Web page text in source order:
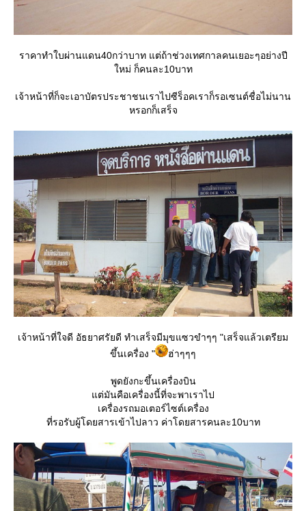
ราคาทำใบผ่านแดน40กว่าบาท แต่ถ้าช่วงเทศกาลคนเยอะๆอย่างปี
หม่ ก็คนละ10บาท
เจ้าหน้าที่ก็จะเอาบัตรประชาชนเราไปซีร็อคเราก็รอเซนต์ชื่อไม่นาน
หรอกก็เสร็จ
เจ้าหน้าที่ใจดี อัธยาศรัยดี ทำเสร็จมีมุขแซวขำๆๆ "เสร็จแล้วเตรียม
ขึ้นเครื่อง "
ฮ่าๆๆๆ
พูดยังกะขึ้นเครื่องบิน
ต่มันคือเครื่องนี้ที่จะพาเราไป
เครื่องรถมอเตอร์ไซต์เครื่อง
ที่รอรับผู้โดยสารเข้าไปลาว ค่าโดยสารคนละ10บาท